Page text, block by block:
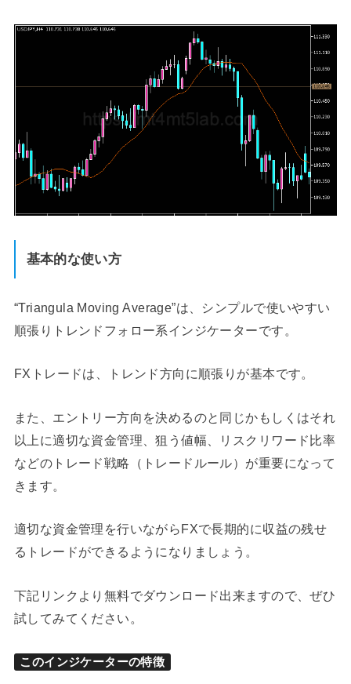
基本的な使い方
“Triangula Moving Average”は、シンプルで使いやすい
順張りトレンドフォロー系インジケーターです。
FXトレードは、トレンド方向に順張りが基本です。
また、エントリー方向を決めるのと同じかもしくはそれ
以上に適切な資金管理、狙う値幅、リスクリワード比率
などのトレード戦略（トレードルール）が重要になって
きます。
適切な資金管理を行いながらFXで長期的に収益の残せ
るトレードができるようになりましょう。
下記リンクより無料でダウンロード出来ますので、ぜひ
試してみてください。
このインジケーターの特徴